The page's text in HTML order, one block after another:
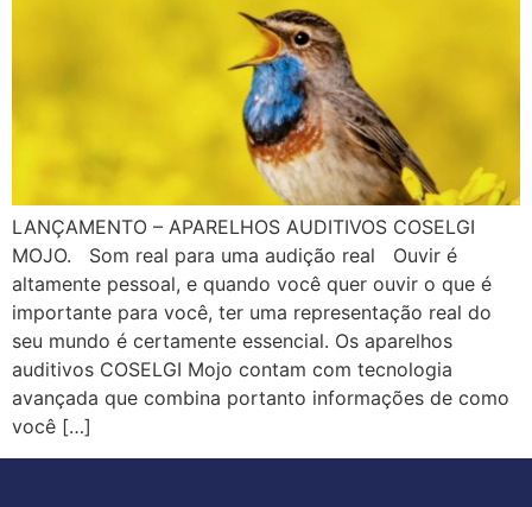
LANÇAMENTO – APARELHOS AUDITIVOS COSELGI
MOJO. Som real para uma audição real Ouvir é
altamente pessoal, e quando você quer ouvir o que é
importante para você, ter uma representação real do
seu mundo é certamente essencial. Os aparelhos
auditivos COSELGI Mojo contam com tecnologia
avançada que combina portanto informações de como
você […]